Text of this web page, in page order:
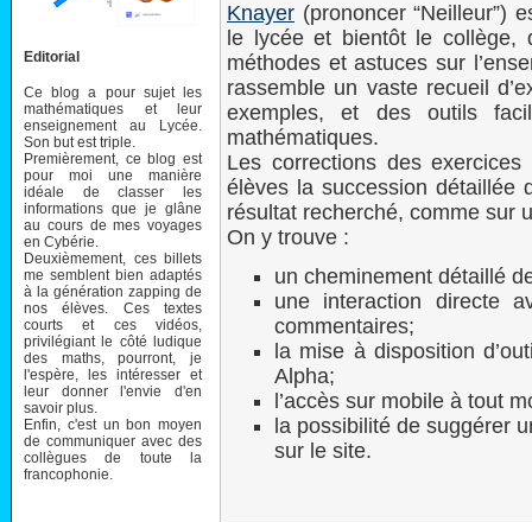
Editorial
Ce blog a pour sujet les
mathématiques et leur
enseignement au Lycée.
Son but est triple.
Premièrement, ce blog est
pour moi une manière
idéale de classer les
informations que je glâne
au cours de mes voyages
en Cybérie.
Deuxièmement, ces billets
me semblent bien adaptés
à la génération zapping de
nos élèves. Ces textes
courts et ces vidéos,
privilégiant le côté ludique
des maths, pourront, je
l'espère, les intéresser et
leur donner l'envie d'en
savoir plus.
Enfin, c'est un bon moyen
de communiquer avec des
collègues de toute la
francophonie.
Knayer (prononcer “Neilleur”)
le lycée et bientôt le collège,
méthodes et astuces sur
rassemble un vaste recueil
exemples, et des outils
mathématiques.
Les corrections des
élèves la succession détaillée
résultat recherché, comme sur
On y trouve :
un cheminement détaillé
une interaction directe
commentaires;
la mise à disposition
Alpha;
l’accès sur mobile à tout
la possibilité de suggérer
sur le site.